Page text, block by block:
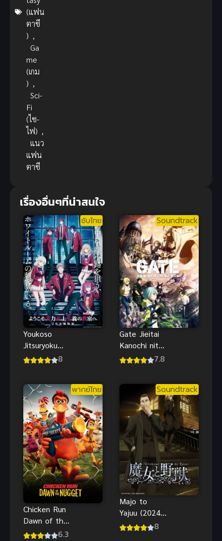
(แฟน
ตาซี
) ,
Ga
me
(เกม
) ,
Sci-
Fi
(ไซ-
ไฟ) ,
แนว
แฟน
ตาซี
เรื่องอื่นๆที่น่าสนใจ
ซับไทย
Youkoso
Jitsuryoku
Shijou Shugi
4th ขอ
ต้อนรับสู่
ห้องเรียนนิยม
(เฉพาะ) ยอด
คน ภาค 4 ซับ
ไทย
8
Soundtrack
Gate Jieitai
Kanochi nite
Kaku
7.8
พากย์ไทย
Chicken Run
Dawn of the
Nugget ชิค6.3
Soundtrack
Majo to
Yajuu (2024)
แม่มดและสัตว์
8